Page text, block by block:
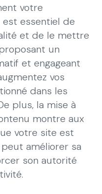
votre
essentiel de
et de le mettre
un
et engageant
vos
dans les
plus, la mise à
montre aux
votre site est
améliorer sa
son autorité